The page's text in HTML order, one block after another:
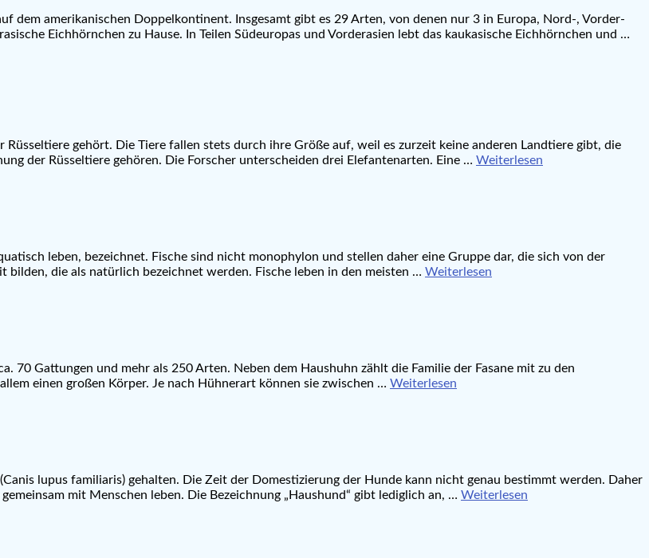
dem amerikanischen Doppelkontinent. Insgesamt gibt es 29 Arten, von denen nur 3 in Europa, Nord-, Vorder-
Eichhörnchen zu Hause. In Teilen Südeuropas und Vorderasien lebt das kaukasische Eichhörnchen und …
gehört. Die Tiere fallen stets durch ihre Größe auf, weil es zurzeit keine anderen Landtiere gibt, die
der Rüsseltiere gehören. Die Forscher unterscheiden drei Elefantenarten. Eine … Weiterlesen
leben, bezeichnet. Fische sind nicht monophylon und stellen daher eine Gruppe dar, die sich von der
bilden, die als natürlich bezeichnet werden. Fische leben in den meisten … Weiterlesen
70 Gattungen und mehr als 250 Arten. Neben dem Haushuhn zählt die Familie der Fasane mit zu den
einen großen Körper. Je nach Hühnerart können sie zwischen … Weiterlesen
lupus familiaris) gehalten. Die Zeit der Domestizierung der Hunde kann nicht genau bestimmt werden. Daher
mit Menschen leben. Die Bezeichnung „Haushund“ gibt lediglich an, … Weiterlesen